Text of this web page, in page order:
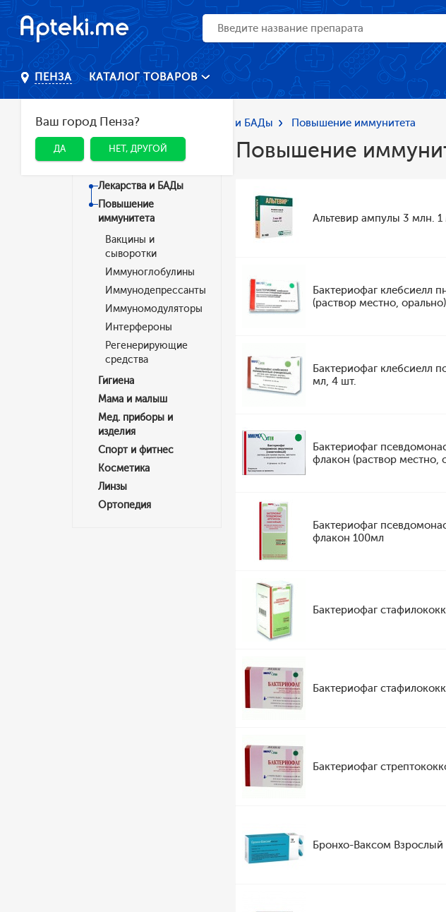
ПЕНЗА
Ваш город Пенза?
ДА НЕТ, ДРУГОЙ
КАТАЛОГ ТОВАРОВ
Главная Каталог Лекарства и БАДы Повышение иммунитета
Категории
Лекарства и БАДы
Повышение
иммунитета
Вакцины и
сыворотки
Иммуноглобулины
Иммунодепрессанты
Иммуномодуляторы
Интерфероны
Регенерирующие
средства
Гигиена
Мама и малыш
Мед. приборы и
изделия
Спорт и фитнес
Косметика
Линзы
Ортопедия
Повышение
Альтевир ампулы 3 млн. 1
Бактериофаг клебсиелл
(раствор местно,
Бактериофаг клебсиелл
мл, 4 шт.
Бактериофаг
флакон (раствор местно,
Бактериофаг
флакон 100мл
Бактериофаг
Бактериофаг
Бактериофаг
Бронхо-Ваксом Взрослый